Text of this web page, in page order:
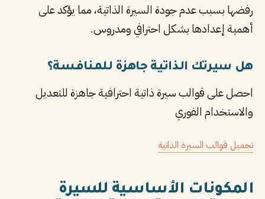
رفضها بسبب عدم جودة السيرة الذاتية، مما يؤكد على
أهمية إعدادها بشكل احترافي ومدروس.
هل سيرتك الذاتية جاهزة للمنافسة؟
احصل على قوالب سيرة ذاتية احترافية جاهزة للتعديل
والاستخدام الفوري
تحميل قوالب السيرة الذاتية
المكونات الأساسية للسيرة